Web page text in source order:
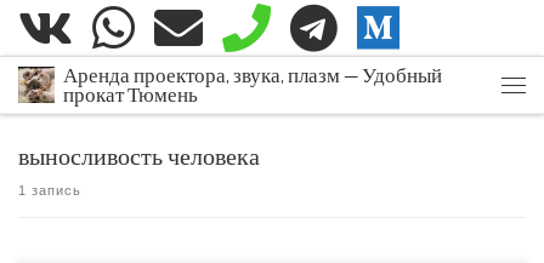
Перейти к содержимому
Аренда проектора, звука, плазм — Удобный
прокат Тюмень
выносливость человека
1 запись